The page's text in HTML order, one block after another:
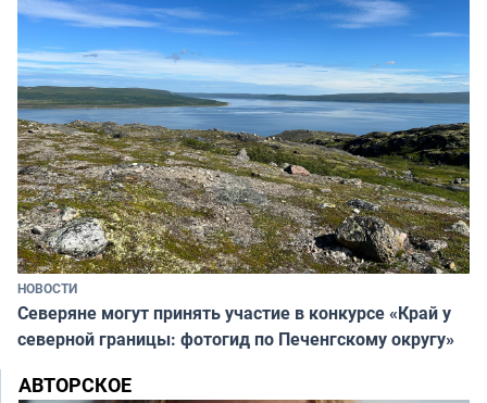
НОВОСТИ
Северяне могут принять участие в конкурсе «Край у
северной границы: фотогид по Печенгскому округу»
АВТОРСКОЕ